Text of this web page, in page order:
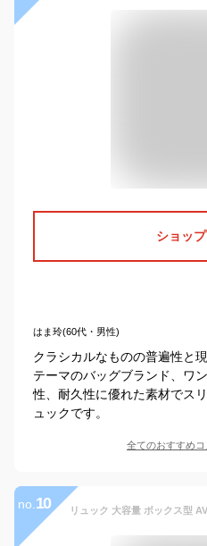
ショッ
はま玲(60代・男性)
クラシカルなものの普遍性と
テーマのバッグブランド、ワ
性、耐久性に優れた素材でス
ュックです。
全てのおすすめコ
no. 10